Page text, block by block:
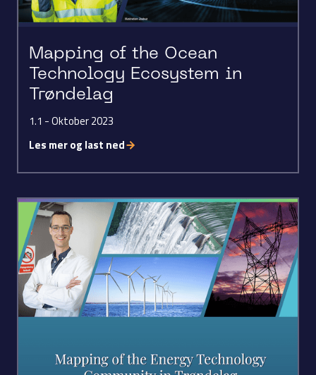
Mapping of the Ocean
Technology Ecosystem in
Trøndelag
1.1 - Oktober 2023
Les mer og last ned